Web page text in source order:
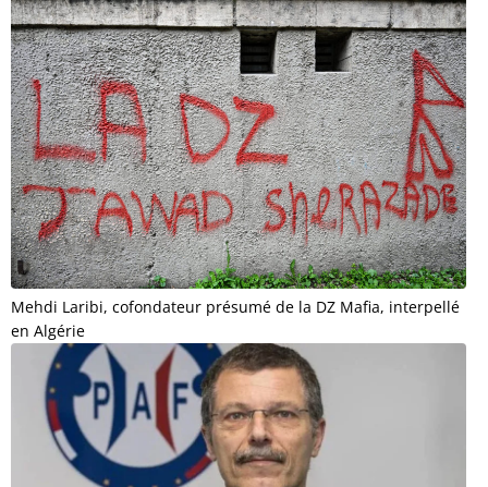
Mehdi Laribi, cofondateur présumé de la DZ Mafia, interpellé
en Algérie